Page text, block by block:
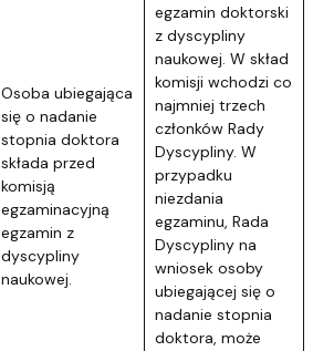
Osoba ubiegająca
się o nadanie
stopnia doktora
składa przed
komisją
egzaminacyjną
egzamin z
dyscypliny
naukowej.
egzamin doktorski
z dyscypliny
naukowej. W skład
komisji wchodzi co
najmniej trzech
członków Rady
Dyscypliny. W
przypadku
niezdania
egzaminu, Rada
Dyscypliny na
wniosek osoby
ubiegającej się o
nadanie stopnia
doktora, może